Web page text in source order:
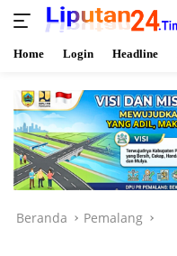
konten
Home Login Headline
Beranda Pemalang